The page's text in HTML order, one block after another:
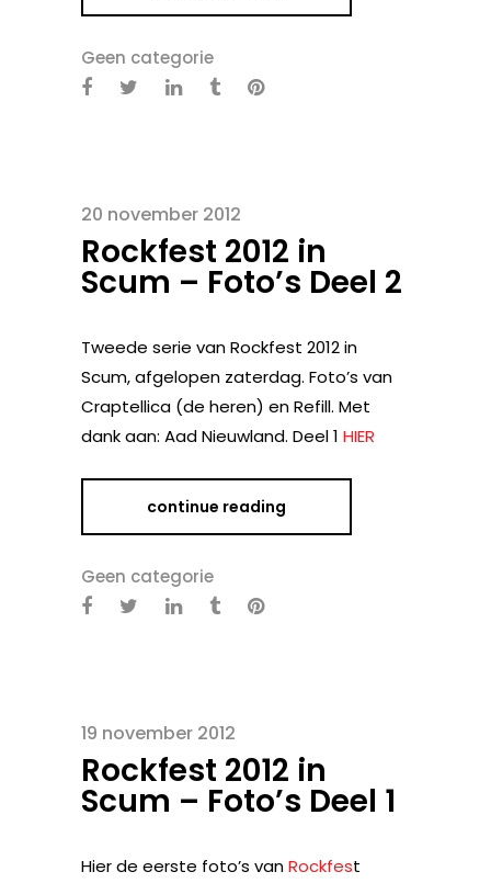
Geen categorie
20 november 2012
Rockfest 2012 in
Scum – Foto’s Deel 2
Tweede serie van Rockfest 2012 in
Scum, afgelopen zaterdag. Foto’s van
Craptellica (de heren) en Refill. Met
dank aan: Aad Nieuwland. Deel 1 HIER
continue reading
Geen categorie
19 november 2012
Rockfest 2012 in
Scum – Foto’s Deel 1
Hier de eerste foto’s vanRockfest